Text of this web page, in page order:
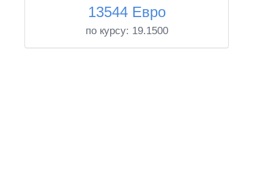
13544 Евро
по курсу: 19.1500